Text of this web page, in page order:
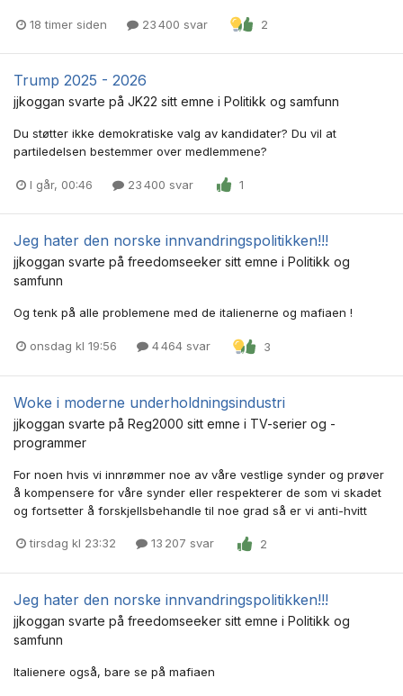
18 timer siden 23 400 svar 2
Trump 2025 - 2026
jjkoggan svarte på JK22 sitt emne i Politikk og samfunn
Du støtter ikke demokratiske valg av kandidater? Du vil at
partiledelsen bestemmer over medlemmene?
I går, 00:46 23 400 svar 1
Jeg hater den norske innvandringspolitikken!!!
jjkoggan svarte på freedomseeker sitt emne i Politikk og
samfunn
Og tenk på alle problemene med de italienerne og mafiaen !
onsdag kl 19:56 4 464 svar 3
Woke i moderne underholdningsindustri
jjkoggan svarte på Reg2000 sitt emne i TV-serier og -
programmer
For noen hvis vi innrømmer noe av våre vestlige synder og prøver
å kompensere for våre synder eller respekterer de som vi skadet
og fortsetter å forskjellsbehandle til noe grad så er vi anti-hvitt
tirsdag kl 23:32 13 207 svar 2
Jeg hater den norske innvandringspolitikken!!!
jjkoggan svarte på freedomseeker sitt emne i Politikk og
samfunn
Italienere også, bare se på mafiaen